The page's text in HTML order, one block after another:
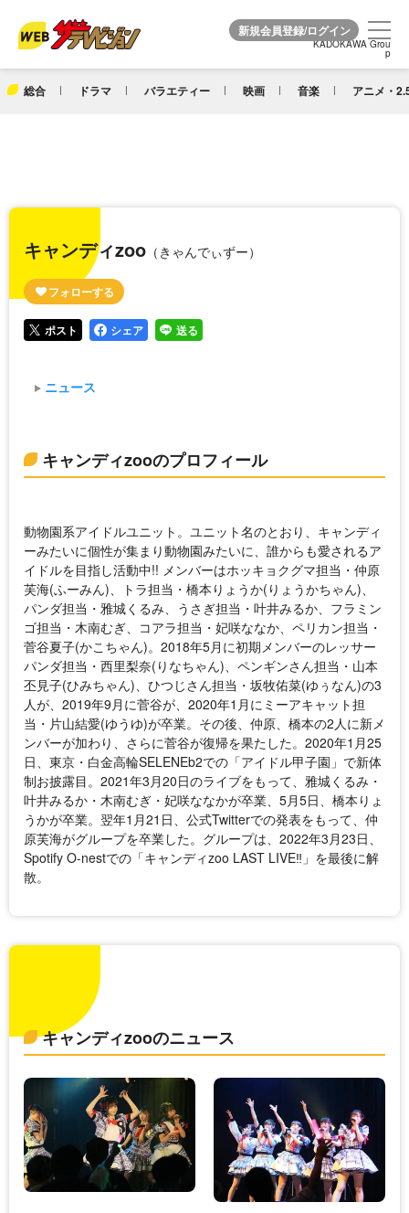
KADOKAWA Grou
p
総合 ドラマ バラエティー 映画 音楽 アニメ・
KADOKAWA Grou
p
キャンディzoo （きゃんでぃずー）
ポスト シェア 送る
ニュース
キャンディzooのプロフィール
動物園系アイドルユニット。ユニット名のとおり、キャンディ
ーみたいに個性が集まり動物園みたいに、誰からも愛されるア
イドルを目指し活動中!! メンバーはホッキョクグマ担当・仲原
芙海(ふーみん)、トラ担当・橋本りょうか(りょうかちゃん)、
パンダ担当・雅城くるみ、うさぎ担当・叶井みるか、フラミン
ゴ担当・木南むぎ、コアラ担当・妃咲ななか、ペリカン担当・
菅谷夏子(かこちゃん)。2018年5月に初期メンバーのレッサー
パンダ担当・西里梨奈(りなちゃん)、ペンギンさん担当・山本
丕見子(ひみちゃん)、ひつじさん担当・坂牧佑菜(ゆぅなん)の3
人が、2019年9月に菅谷が、2020年1月にミーアキャット担
当・片山結愛(ゆうゆ)が卒業。その後、仲原、橋本の2人に新メ
ンバーが加わり、さらに菅谷が復帰を果たした。2020年1月25
日、東京・白金高輪SELENEb2での「アイドル甲子園」で新体
制お披露目。2021年3月20日のライブをもって、雅城くるみ・
叶井みるか・木南むぎ・妃咲ななかが卒業、5月5日、橋本りょ
うかが卒業。翌年1月21日、公式Twitterでの発表をもって、仲
原芙海がグループを卒業した。グループは、2022年3月23日、
Spotify O-nestでの「キャンディzoo LAST LIVE‼」を最後に解
散。
キャンディzooのニュース